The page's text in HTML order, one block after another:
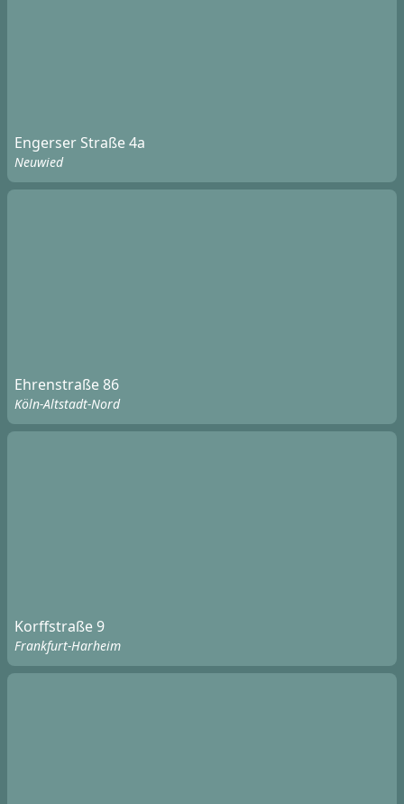
Engerser Straße 4a
Neuwied
Ehrenstraße 86
Köln-Altstadt-Nord
Korffstraße 9
Frankfurt-Harheim